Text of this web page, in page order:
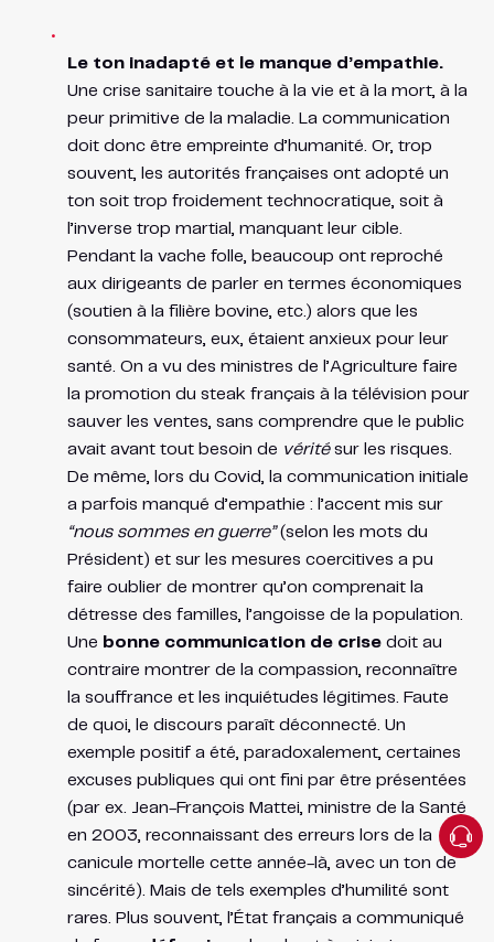
Le ton inadapté et le manque d’empathie.
Une crise sanitaire touche à la vie et à la mort, à la
peur primitive de la maladie. La communication
doit donc être empreinte d’humanité. Or, trop
souvent, les autorités françaises ont adopté un
ton soit trop froidement technocratique, soit à
l’inverse trop martial, manquant leur cible.
Pendant la vache folle, beaucoup ont reproché
aux dirigeants de parler en termes économiques
(soutien à la filière bovine, etc.) alors que les
consommateurs, eux, étaient anxieux pour leur
santé. On a vu des ministres de l’Agriculture faire
la promotion du steak français à la télévision pour
sauver les ventes, sans comprendre que le public
avait avant tout besoin de véritésur les risques.
De même, lors du Covid, la communication initiale
a parfois manqué d’empathie : l’accent mis sur
“nous sommes en guerre”(selon les mots du
Président) et sur les mesures coercitives a pu
faire oublier de montrer qu’on comprenait la
détresse des familles, l’angoisse de la population.
Une bonne communication de crisedoit au
contraire montrer de la compassion, reconnaître
la souffrance et les inquiétudes légitimes. Faute
de quoi, le discours paraît déconnecté. Un
exemple positif a été, paradoxalement, certaines
excuses publiques qui ont fini par être présentées
(par ex. Jean-François Mattei, ministre de la Santé
en 2003, reconnaissant des erreurs lors de la
canicule mortelle cette année-là, avec un ton de
sincérité). Mais de tels exemples d’humilité sont
rares. Plus souvent, l’État français a communiqué